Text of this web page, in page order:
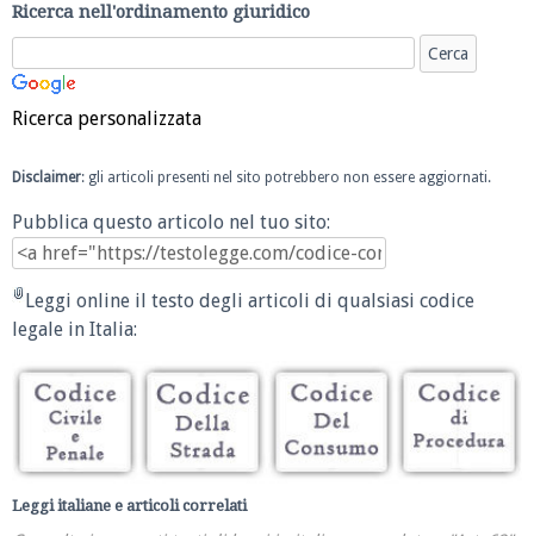
Ricerca nell'ordinamento giuridico
Ricerca personalizzata
Disclaimer: gli articoli presenti nel sito potrebbero non essere aggiornati.
Pubblica questo articolo nel tuo sito:
Leggi online il testo degli articoli di qualsiasi codice
legale in Italia:
Leggi italiane e articoli correlati